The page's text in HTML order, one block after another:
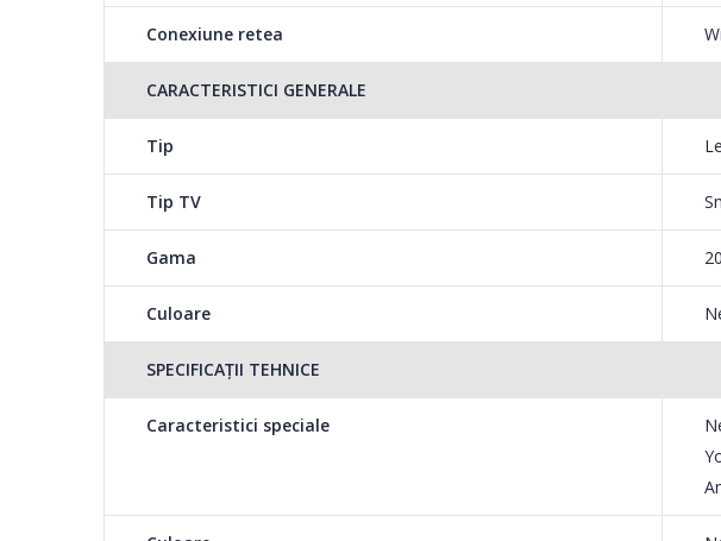
Conexiune retea
CARACTERISTICI GENERALE
Tip
Tip TV
Gama
Culoare
SPECIFICAȚII TEHNICE
Caracteristici speciale